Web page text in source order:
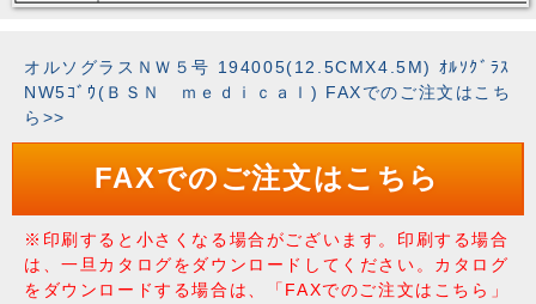
オルソグラスＮＷ５号 194005(12.5CMX4.5M) ｵﾙｿｸﾞﾗｽ
NW5ｺﾞｳ(ＢＳＮ ｍｅｄｉｃａｌ) FAXでのご注文はこち
ら>>
FAXでのご注文はこちら
※印刷すると小さくなる場合がございます。印刷する場合
は、一旦カタログをダウンロードしてください。カタログ
をダウンロードする場合は、「FAXでのご注文はこちら」